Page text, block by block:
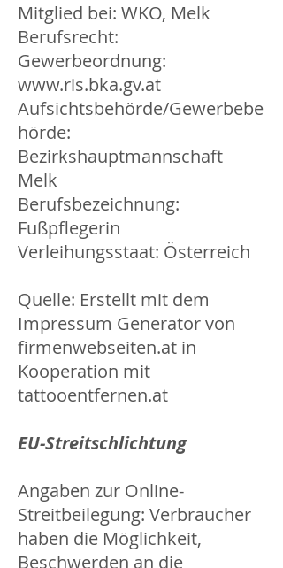
Mitglied bei: WKO, Melk
Berufsrecht:
Gewerbeordnung:
www.ris.bka.gv.at
Aufsichtsbehörde/Gewerbebe
hörde:
Bezirkshauptmannschaft
Melk
Berufsbezeichnung:
Fußpflegerin
Verleihungsstaat: Österreich
Quelle: Erstellt mit dem
Impressum Generator von
firmenwebseiten.at in
Kooperation mit
tattooentfernen.at
EU-Streitschlichtung
Angaben zur Online-
Streitbeilegung: Verbraucher
haben die Möglichkeit,
Beschwerden an die